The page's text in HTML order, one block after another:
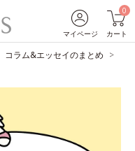
マイページ
0
カート
コラム&エッセイのまとめ